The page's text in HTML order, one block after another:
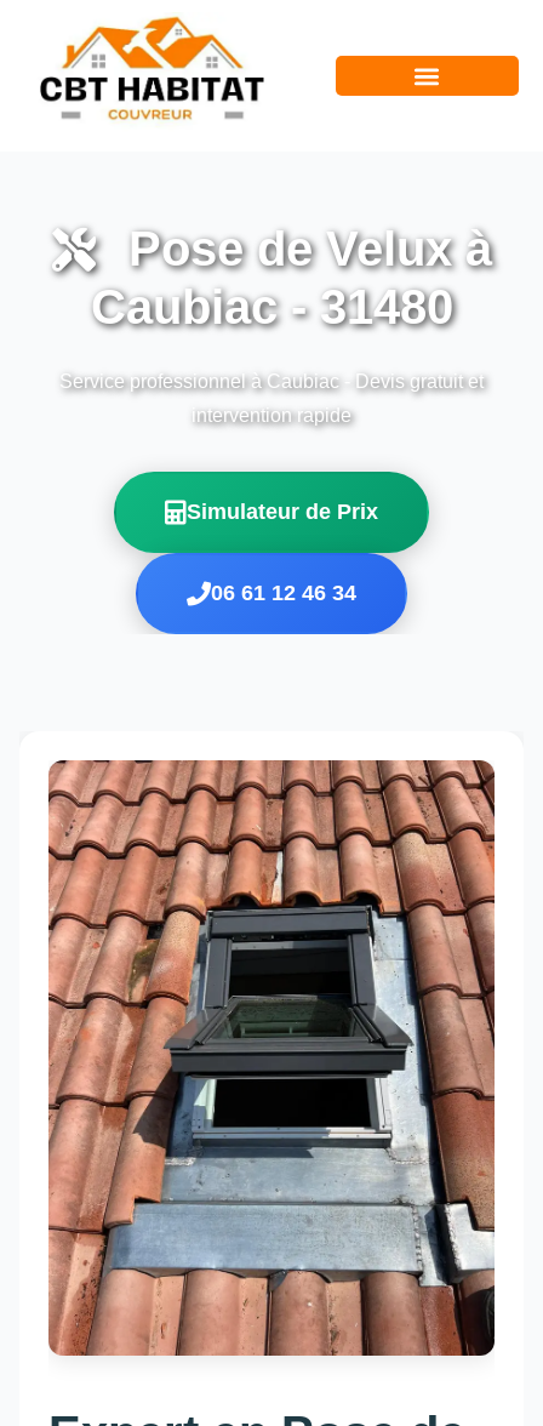
Pose de Velux à
Caubiac - 31480
Service professionnel à Caubiac - Devis gratuit et
intervention rapide
Simulateur de Prix
06 61 12 46 34